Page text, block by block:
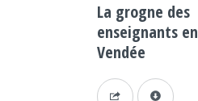
La grogne des
enseignants en
Vendée